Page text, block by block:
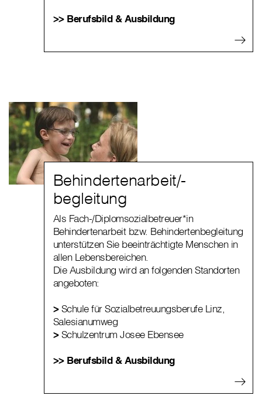
>> Berufsbild & Ausbildung
Behindertenarbeit/-
begleitung
Als Fach-/Diplomsozialbetreuer*in
Behindertenarbeit bzw. Behindertenbegleitung
unterstützen Sie beeinträchtigte Menschen in
allen Lebensbereichen.
Die Ausbildung wird an folgenden Standorten
angeboten:
>Schule für Sozialbetreuungsberufe Linz,
Salesianumweg
>Schulzentrum Josee Ebensee
>> Berufsbild & Ausbildung